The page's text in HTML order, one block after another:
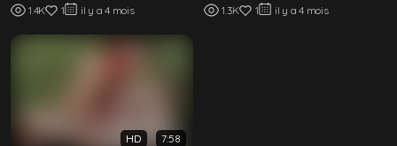
1.4K 1 il y a 4 mois 1.3K 1 il y a 4 mois
HD 7:58